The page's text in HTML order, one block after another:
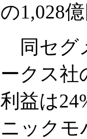
の1,028億
同セグ
ークス社
利益は
ニックモ